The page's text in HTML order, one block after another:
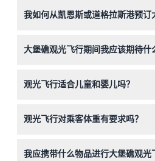
您将在24小时内收到确认邮件。如
3岁及以上儿童按成人同价收费
0-2岁儿童可免费参与此活动，前
我如何从凯恩斯或道格拉斯港预订
好的出发时间和飞机类型。预订
大堡礁观光飞行期间我应该期待什
壮丽空中景色，飞行员还会进行
观光飞行适合儿童和婴儿吗？
上儿童需支付与成人相同的票价
观光飞行对乘客体重有要求吗？
超过130公斤，则需额外购买一个
我应携带什么物品进行大堡礁观光